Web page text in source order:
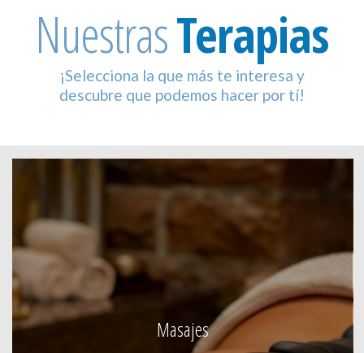
NuestrasTerapias
¡Selecciona la que más te interesa y
descubre que podemos hacer por tí!
Masajes